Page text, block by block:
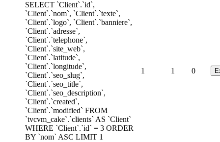
SELECT `Client`.`id`,
`Client`.`nom`, `Client`.`texte`,
`Client`.`logo`, `Client`.`banniere`,
`Client`.`adresse`,
`Client`.`telephone`,
`Client`.`site_web`,
`Client`.`latitude`,
`Client`.`longitude`,
`Client`.`seo_slug`,
`Client`.`seo_title`,
`Client`.`seo_description`,
`Client`.`created`,
`Client`.`modified` FROM
`tvcvm_cake`.`clients` AS `Client`
WHERE `Client`.`id` = 3 ORDER
BY `nom` ASC LIMIT 1
1 1 0